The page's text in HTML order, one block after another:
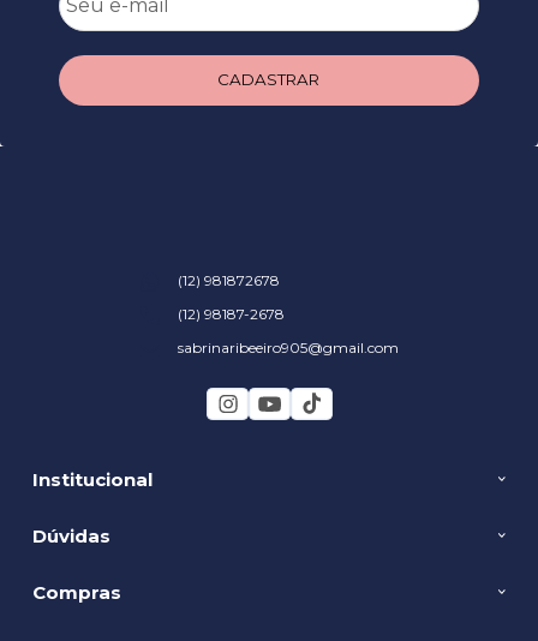
CADASTRAR
Institucional
Dúvidas
Compras
(12) 981872678
(12) 98187-2678
sabrinaribeeiro905@gmail.com